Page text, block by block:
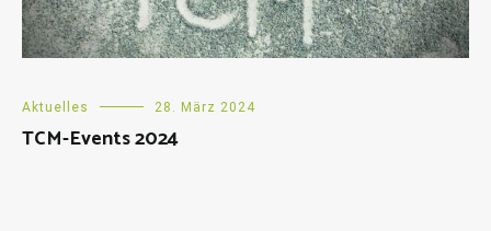
Aktuelles 28. März 2024
TCM-Events 2024